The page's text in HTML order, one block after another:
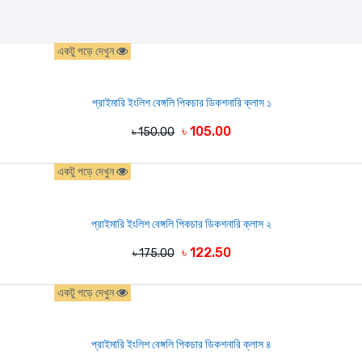
একটু পড়ে দেখুন
প্রাইমারি ইংলিশ বেঙ্গলি পিকচার ডিকশনারি ক্লাস ১
৳ 150.00 ৳ 105.00
একটু পড়ে দেখুন
প্রাইমারি ইংলিশ বেঙ্গলি পিকচার ডিকশনারি ক্লাস ২
৳ 175.00 ৳ 122.50
একটু পড়ে দেখুন
প্রাইমারি ইংলিশ বেঙ্গলি পিকচার ডিকশনারি ক্লাস ৪